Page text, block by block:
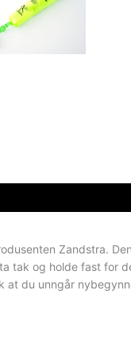
Zandstra.
tak og holde fast for
at du unngår